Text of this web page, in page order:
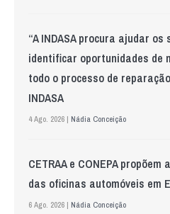
“A INDASA procura ajudar
identificar oportunidades de
todo o processo de
INDASA
4 Ago. 2026 | Nádia Conceição
CETRAA e CONEPA
das oficinas automóveis em
6 Ago. 2026 | Nádia Conceição